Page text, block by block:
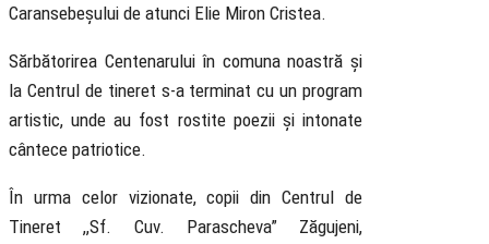
Caransebeșului de atunci Elie Miron Cristea.
Sărbătorirea Centenarului în comuna noastră și
la Centrul de tineret s-a terminat cu un program
artistic, unde au fost rostite poezii și intonate
cântece patriotice.
În urma celor vizionate, copii din Centrul de
Tineret ,,Sf. Cuv. Parascheva” Zăgujeni,